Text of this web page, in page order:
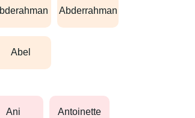
abderahman abderrahman
abel
ani antoinette